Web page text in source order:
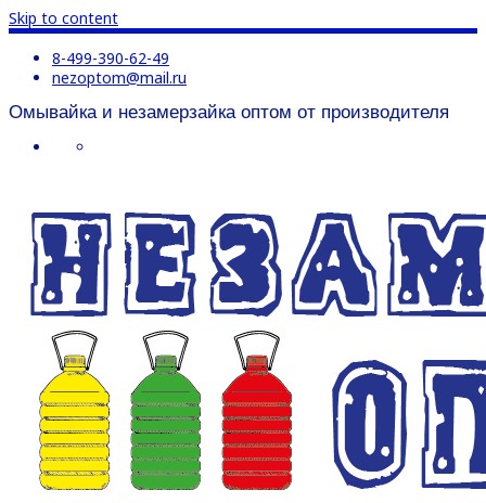
Skip to content
8-499-390-62-49
nezoptom@mail.ru
Омывайка и незамерзайка оптом от производителя